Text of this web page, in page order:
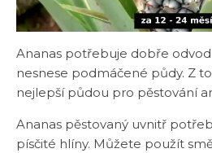
Ananas potřebuje dobře
nesnese podmáčené půdy. Z
nejlepší půdou pro pěstování
Ananas pěstovaný uvnitř
písčité hlíny. Můžete použít